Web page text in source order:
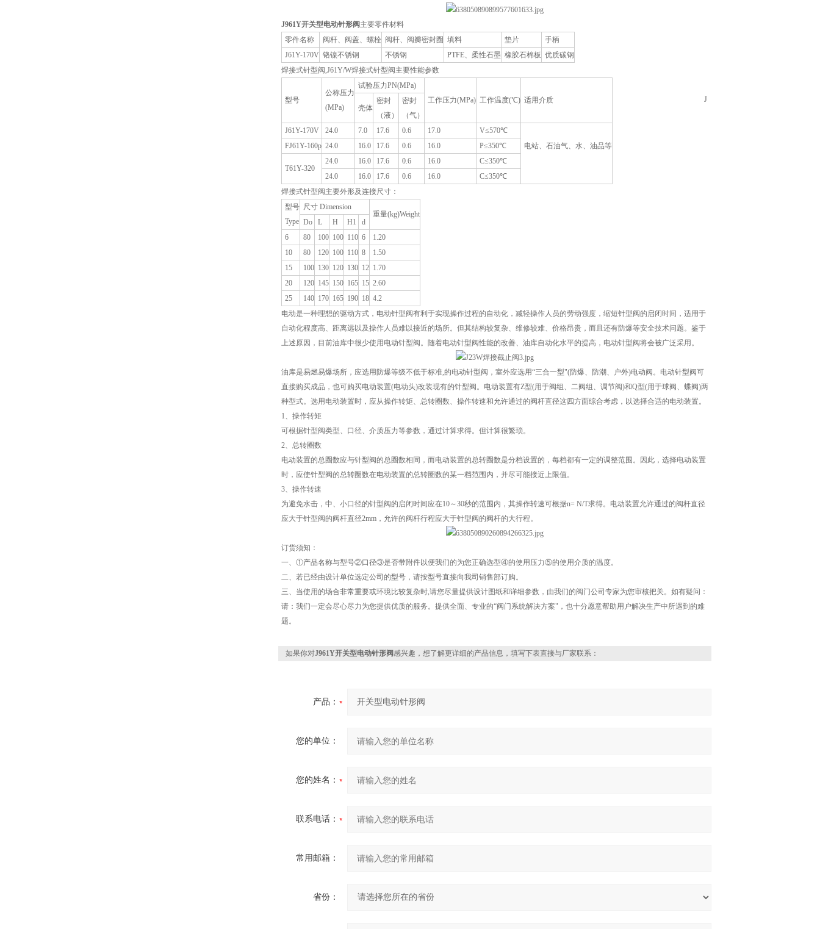
J961Y开关型电动针形阀 主要零件材料
零件名称
阀杆、阀盖、螺栓 阀杆、阀瓣密封圈 填料 垫片
手柄
J61Y-170V 铬镍不锈钢 不锈钢 PTFE、柔性石墨 橡胶石棉板 优质碳钢
焊接式针型阀,J61Y/W焊接式针型阀主要性能参数
型号
公称压力
(MPa)
试验压力PN(MPa)
工作压力(MPa) 工作温度(℃) 适用介质
壳体
密封
（液）
密封
（气）
J61Y-170V
24.0 7.0 17.6 0.6 17.0
V≤570℃
电站、石油气、水、油品等
FJ61Y-160p 24.0 16.0 17.6 0.6 16.0 P≤350℃
T61Y-320
24.0 16.0 17.6 0.6 16.0
C≤350℃
24.0
16.0 17.6 0.6 16.0 C≤350℃
J
焊接式针型阀主要外形及连接尺寸：
型号
Type
尺寸 Dimension
重量(kg)Weight
Do
L H H1
d
6
80 100 100 110 6
1.20
10
80 120 100 110 8
1.50
15
100 130 120 130 12 1.70
20
120 145 150 165 15 2.60
25
140 170 165 190 18 4.2
电动是一种理想的驱动方式，电动针型阀有利于实现操作过程的自动化，减轻操作人员的劳动强度，缩短针型阀的启闭时间，适用于
自动化程度高、距离远以及操作人员难以接近的场所。但其结构较复杂、维修较难、价格昂贵，而且还有防爆等安全技术问题。鉴于
上述原因，目前油库中很少使用电动针型阀。随着电动针型阀性能的改善、油库自动化水平的提高，电动针型阀将会被广泛采用。
油库是易燃易爆场所，应选用防爆等级不低于标准,的电动针型阀，室外应选用“三合一型"(防爆、防潮、户外)电动阀。电动针型阀可
直接购买成品，也可购买电动装置(电动头)改装现有的针型阀。电动装置有Z型(用于阀组、二阀组、调节阀)和Q型(用于球阀、蝶阀)两
种型式。选用电动装置时，应从操作转矩、总转圈数、操作转速和允许通过的阀杆直径这四方面综合考虑，以选择合适的电动装置。
1、操作转矩
可根据针型阀类型、口径、介质压力等参数，通过计算求得。但计算很繁琐。
2、总转圈数
电动装置的总圈数应与针型阀的总圈数相同，而电动装置的总转圈数是分档设置的，每档都有一定的调整范围。因此，选择电动装置
时，应使针型阀的总转圈数在电动装置的总转圈数的某一档范围内，并尽可能接近上限值。
3、操作转速
为避免水击，中、小口径的针型阀的启闭时间应在10～30秒的范围内，其操作转速可根据n= N/T求得。电动装置允许通过的阀杆直径
应大于针型阀的阀杆直径2mm，允许的阀杆行程应大于针型阀的阀杆的大行程。
订货须知：
一、①产品名称与型号②口径③是否带附件以便我们的为您正确选型④的使用压力⑤的使用介质的温度。
二、若已经由设计单位选定公司的型号，请按型号直接向我司销售部订购。
三、当使用的场合非常重要或环境比较复杂时,请您尽量提供设计图纸和详细参数，由我们的阀门公司专家为您审核把关。如有疑问：
请：我们一定会尽心尽力为您提供优质的服务。提供全面、专业的“阀门系统解决方案"，也十分愿意帮助用户解决生产中所遇到的难
题。
如果你对J961Y开关型电动针形阀感兴趣，想了解更详细的产品信息，填写下表直接与厂家联系：
产品：
您的单位：
您的姓名：
联系电话：
常用邮箱：
省份：